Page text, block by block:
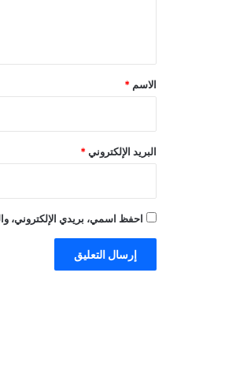
*
الاسم *
البريد الإلكتروني *
احفظ اسمي، بريدي الإلكتروني،